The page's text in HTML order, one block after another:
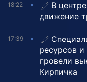
18:22
В
движение
17:39
ресурсов
провели
Кирпичка